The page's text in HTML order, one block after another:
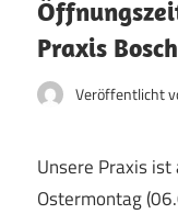
Praxis
Veröffentlicht
Unsere Praxis
Ostermontag